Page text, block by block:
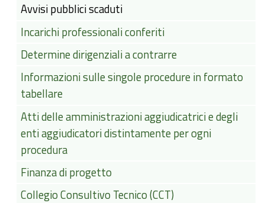
Avvisi pubblici scaduti
Incarichi professionali conferiti
Determine dirigenziali a contrarre
Informazioni sulle singole procedure in formato
tabellare
Atti delle amministrazioni aggiudicatrici e degli
enti aggiudicatori distintamente per ogni
procedura
Finanza di progetto
Collegio Consultivo Tecnico (CCT)